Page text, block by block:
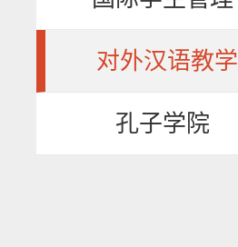
对外汉语教学
孔子学院